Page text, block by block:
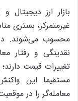
بازار ارز دیجیتال
غیرمتمرکز، بستری
محسوب می‌شوند. در
نقدینگی و رفتار
تغییرات قیمت
مستقیما این
معامله‌گر را در